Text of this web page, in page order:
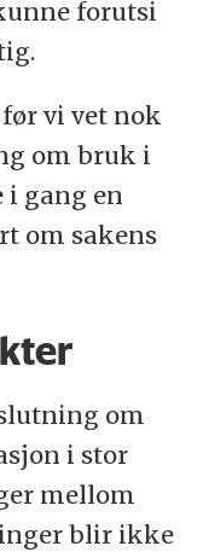
forutsi
vi vet nok
om bruk i
i gang en
om sakens
om
i stor
mellom
blir ikke